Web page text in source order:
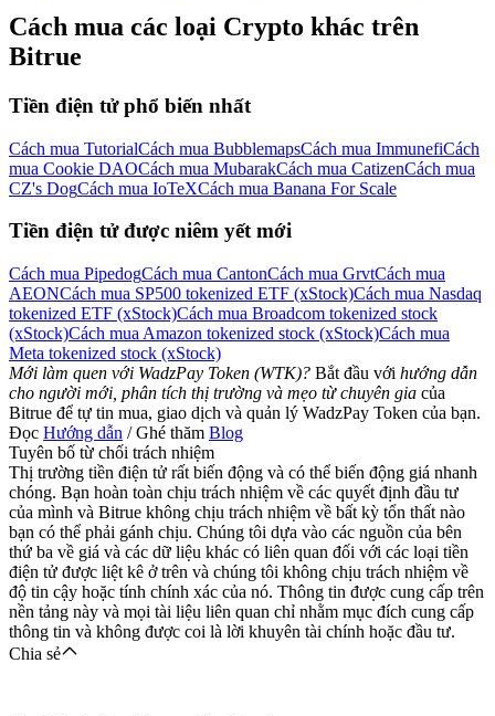
Bitrue
Việt
Cách mua các loại Crypto khác trên
Bitrue
Tiền điện tử phổ biến nhất
Cách mua TutorialCách mua BubblemapsCách mua ImmunefiCách
mua Cookie DAOCách mua MubarakCách mua CatizenCách mua
CZ's DogCách mua IoTeXCách mua Banana For Scale
Tiền điện tử được niêm yết mới
Cách mua PipedogCách mua CantonCách mua GrvtCách mua
AEONCách mua SP500 tokenized ETF (xStock)Cách mua Nasdaq
tokenized ETF (xStock)Cách mua Broadcom tokenized stock
(xStock)Cách mua Amazon tokenized stock (xStock)Cách mua
Meta tokenized stock (xStock)
Mới làm quen với WadzPay Token (WTK)? Bắt đầu với hướng dẫn
cho người mới, phân tích thị trường và mẹo từ chuyên gia của
Bitrue để tự tin mua, giao dịch và quản lý WadzPay Token của bạn.
Đọc Hướng dẫn / Ghé thăm Blog
Tuyên bố từ chối trách nhiệm
Thị trường tiền điện tử rất biến động và có thể biến động giá nhanh
chóng. Bạn hoàn toàn chịu trách nhiệm về các quyết định đầu tư
của mình và Bitrue không chịu trách nhiệm về bất kỳ tổn thất nào
bạn có thể phải gánh chịu. Chúng tôi dựa vào các nguồn của bên
thứ ba về giá và các dữ liệu khác có liên quan đối với các loại tiền
điện tử được liệt kê ở trên và chúng tôi không chịu trách nhiệm về
độ tin cậy hoặc tính chính xác của nó. Thông tin được cung cấp trên
nền tảng này và mọi tài liệu liên quan chỉ nhằm mục đích cung cấp
thông tin và không được coi là lời khuyên tài chính hoặc đầu tư.
Chia sẻ